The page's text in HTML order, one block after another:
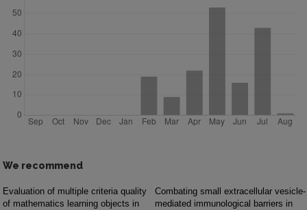
We recommend
Evaluation of multiple criteria quality
of mathematics learning objects in
Combating small extracellular vesicle-
mediated immunological barriers in